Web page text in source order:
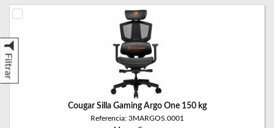
Filtrar
Cougar Silla Gaming Argo One 150 kg
Referencia: 3MARGOS.0001